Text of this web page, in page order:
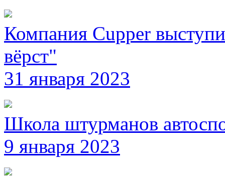
Компания Cupper
вёрст"
31 января 2023
Школа штурманов
9 января 2023